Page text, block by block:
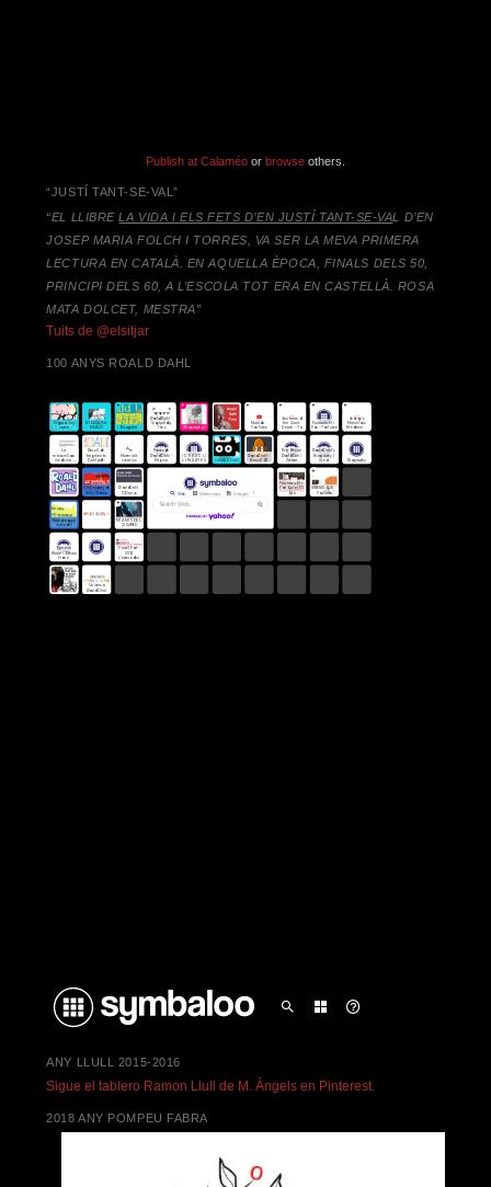
Publish at Calaméo or browse others.
“JUSTÍ TANT-SE-VAL”
“EL LLIBRELA VIDA I ELS FETS D’EN JUSTÍ TANT-SE-VAL D’EN
JOSEP MARIA FOLCH I TORRES,
VA SER LA MEVA PRIMERA
LECTURA EN CATALÀ. EN AQUELLA ÈPOCA, FINALS DELS 50,
PRINCIPI DELS 60, A L’ESCOLA TOT ERA EN CASTELLÀ. ROSA
MATA DOLCET, MESTRA”
Tuits de @elsitjar
100 ANYS ROALD DAHL
ANY LLULL 2015-2016
Sigue el tablero Ramon Llull de M. Àngels en Pinterest.
2018 ANY POMPEU FABRA